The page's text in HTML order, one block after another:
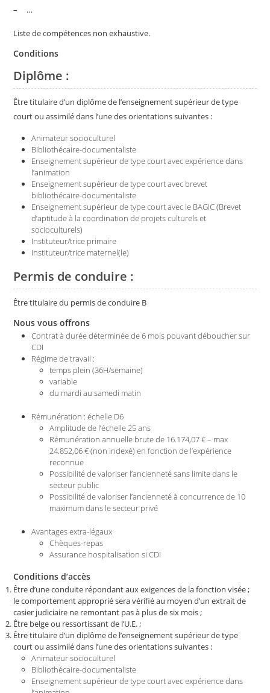
– …
Liste de compétences non exhaustive.
Conditions
Diplôme :
Être titulaire d’un diplôme de l’enseignement supérieur de type
court ou assimilé dans l’une des orientations suivantes :
Animateur socioculturel
Bibliothécaire-documentaliste
Enseignement supérieur de type court avec expérience dans
l’animation
Enseignement supérieur de type court avec brevet
bibliothécaire-documentaliste
Enseignement supérieur de type court avec le BAGIC (Brevet
d’aptitude à la coordination de projets culturels et
socioculturels)
Instituteur/trice primaire
Instituteur/trice maternel(le)
Permis de conduire :
Être titulaire du permis de conduire B
Nous vous offrons
Contrat à durée déterminée de 6 mois pouvant déboucher sur
CDI
Régime de travail :
temps plein (36H/semaine)
variable
du mardi au samedi matin
Rémunération : échelle D6
Amplitude de l’échelle 25 ans
Rémunération annuelle brute de 16.174,07 € – max
24.852,06 € (non indexé) en fonction de l’expérience
reconnue
Possibilité de valoriser l’ancienneté sans limite dans le
secteur public
Possibilité de valoriser l’ancienneté à concurrence de 10
maximum dans le secteur privé
Avantages extra-légaux
Chèques-repas
Assurance hospitalisation si CDI
Conditions d’accès
Être d’une conduite répondant aux exigences de la fonction visée ;
le comportement approprié sera vérifié au moyen d’un extrait de
casier judiciaire ne remontant pas à plus de six mois ;
Être belge ou ressortissant de l’U.E. ;
Être titulaire d’un diplôme de l’enseignement supérieur de type
court ou assimilé dans l’une des orientations suivantes :
Animateur socioculturel
Bibliothécaire-documentaliste
Enseignement supérieur de type court avec expérience dans